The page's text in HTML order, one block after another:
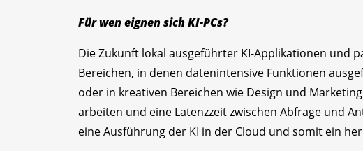
Für wen eignen sich KI-PCs?
Die Zukunft lokal ausgeführter KI-Applikationen und
Bereichen, in denen daten­intensive Funktionen
oder in kreativen Bereichen wie Design und
arbeiten und eine Latenzzeit zwischen Abfrage und
eine Ausführung der KI in der Cloud und somit ein